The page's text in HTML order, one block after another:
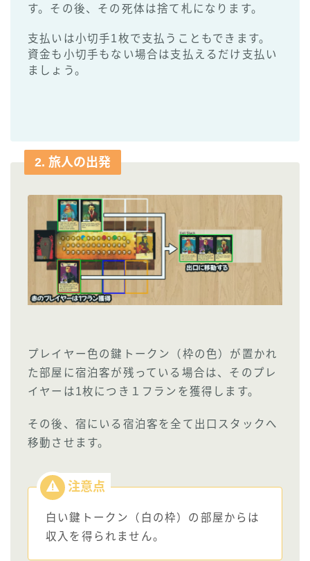
す。その後、その死体は捨て札になります。
支払いは小切手1枚で支払うこともできます。
資金も小切手もない場合は支払えるだけ支払い
ましょう。
2. 旅人の出発
プレイヤー色の鍵トークン（枠の色）が置かれ
た部屋に宿泊客が残っている場合は、そのプレ
イヤーは1枚につき１フランを獲得します。
その後、宿にいる宿泊客を全て出口スタックへ
移動させます。
白い鍵トークン（白の枠）の部屋からは
収入を得られません。